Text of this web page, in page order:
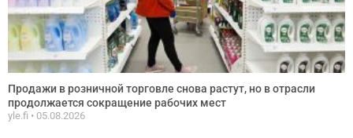
Продажи в розничной торговле снова растут, но в отрасли
продолжается сокращение рабочих мест
yle.fi 05.08.2026